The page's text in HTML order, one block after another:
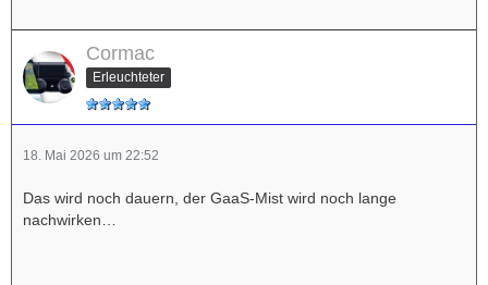
Cormac
Erleuchteter
18. Mai 2026 um 22:52
Das wird noch dauern, der GaaS-Mist wird noch lange
nachwirken…